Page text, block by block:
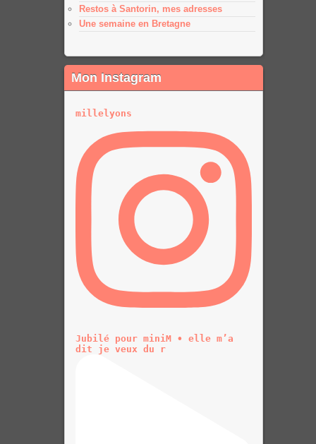
Restos à Santorin, mes adresses
Une semaine en Bretagne
Mon Instagram
millelyons
Jubilé pour miniM • elle m’a
dit je veux du r